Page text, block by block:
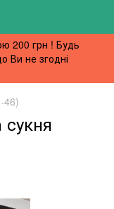
200 грн ! Будь
Ви не згодні
46)
сукня